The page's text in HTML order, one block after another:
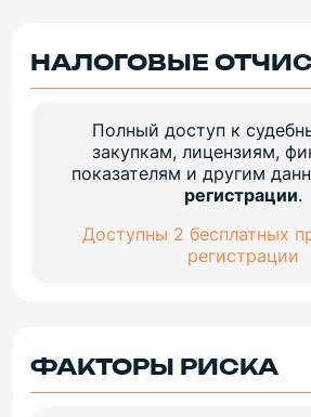
НАЛОГОВЫЕ
Полный доступ к
закупкам, лицензиям,
показателям и другим
регистрации.
Доступны 2 бесплатных
регистрации
ФАКТОРЫ РИСКА